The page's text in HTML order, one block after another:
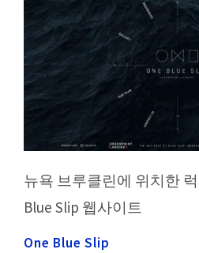
뉴욕 브루클린에 위치한
Blue Slip 웹사이트
One Blue Slip